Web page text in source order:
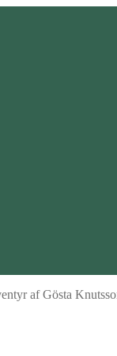
af Gösta